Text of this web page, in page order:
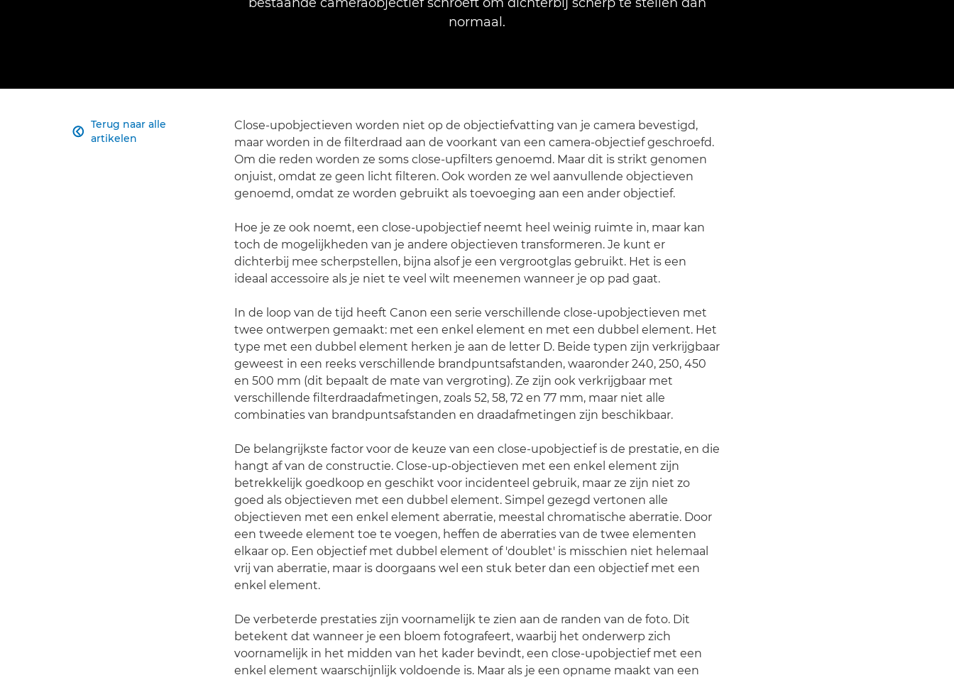
normaal.
Terug naar alle
artikelen

Close-upobjectieven worden niet op de objectiefvatting van je camera bevestigd,
maar worden in de filterdraad aan de voorkant van een camera-objectief geschroefd.
Om die reden worden ze soms close-upfilters genoemd. Maar dit is strikt genomen
onjuist, omdat ze geen licht filteren. Ook worden ze wel aanvullende objectieven
genoemd, omdat ze worden gebruikt als toevoeging aan een ander objectief.
Hoe je ze ook noemt, een close-upobjectief neemt heel weinig ruimte in, maar kan
toch de mogelijkheden van je andere objectieven transformeren. Je kunt er
dichterbij mee scherpstellen, bijna alsof je een vergrootglas gebruikt. Het is een
ideaal accessoire als je niet te veel wilt meenemen wanneer je op pad gaat.
In de loop van de tijd heeft Canon een serie verschillende close-upobjectieven met
twee ontwerpen gemaakt: met een enkel element en met een dubbel element. Het
type met een dubbel element herken je aan de letter D. Beide typen zijn verkrijgbaar
geweest in een reeks verschillende brandpuntsafstanden, waaronder 240, 250, 450
en 500 mm (dit bepaalt de mate van vergroting). Ze zijn ook verkrijgbaar met
verschillende filterdraadafmetingen, zoals 52, 58, 72 en 77 mm, maar niet alle
combinaties van brandpuntsafstanden en draadafmetingen zijn beschikbaar.
De belangrijkste factor voor de keuze van een close-upobjectief is de prestatie, en die
hangt af van de constructie. Close-up-objectieven met een enkel element zijn
betrekkelijk goedkoop en geschikt voor incidenteel gebruik, maar ze zijn niet zo
goed als objectieven met een dubbel element. Simpel gezegd vertonen alle
objectieven met een enkel element aberratie, meestal chromatische aberratie. Door
een tweede element toe te voegen, heffen de aberraties van de twee elementen
elkaar op. Een objectief met dubbel element of 'doublet' is misschien niet helemaal
vrij van aberratie, maar is doorgaans wel een stuk beter dan een objectief met een
enkel element.
De verbeterde prestaties zijn voornamelijk te zien aan de randen van de foto. Dit
betekent dat wanneer je een bloem fotografeert, waarbij het onderwerp zich
voornamelijk in het midden van het kader bevindt, een close-upobjectief met een
enkel element waarschijnlijk voldoende is. Maar als je een opname maakt van een